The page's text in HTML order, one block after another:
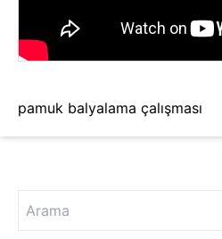
pamuk balyalama çalışması